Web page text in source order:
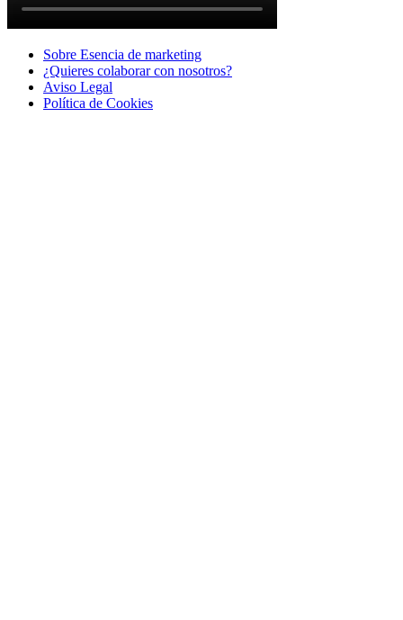
Sobre Esencia de marketing
¿Quieres colaborar con nosotros?
Aviso Legal
Polí­tica de Cookies